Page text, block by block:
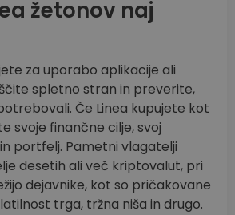
žetonov naj
za uporabo aplikacije ali
spletno stran in preverite,
Če Linea kupujete kot
svoje finančne cilje, svoj
portfelj. Pametni vlagatelji
desetih ali več kriptovalut, pri
dejavnike, kot so pričakovane
trga, tržna niša in drugo.